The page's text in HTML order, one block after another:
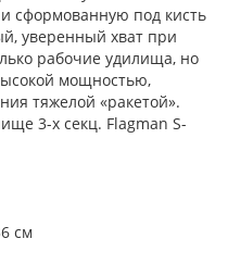
и сформованную под кисть
уверенный хват при
рабочие удилища, но
мощностью,
тяжелой «ракетой».
3-х секц. Flagman S-
см